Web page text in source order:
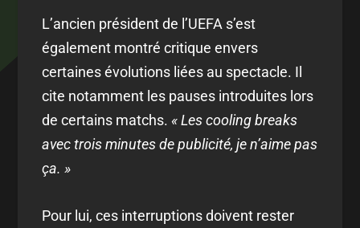
L’ancien président de l’UEFA s’est
également montré critique envers
certaines évolutions liées au spectacle. Il
cite notamment les pauses introduites lors
de certains matchs.« Les cooling breaks
avec trois minutes de publicité, je n’aime pas
ça. »
Pour lui, ces interruptions doivent rester